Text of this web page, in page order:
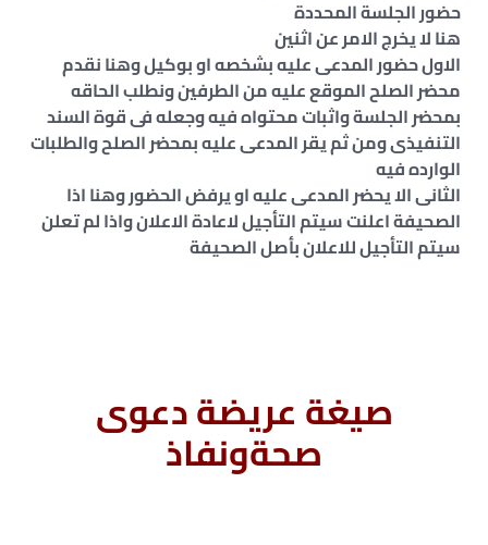
حضور الجلسة المحددة
هنا لا يخرج الامر عن اثنين
الاول حضور المدعى عليه بشخصه او بوكيل وهنا نقدم
محضر الصلح الموقع عليه من الطرفين ونطلب الحاقه
بمحضر الجلسة واثبات محتواه فيه وجعله فى قوة السند
التنفيذى ومن ثم يقر المدعى عليه بمحضر الصلح والطلبات
الوارده فيه
الثانى الا يحضر المدعى عليه او يرفض الحضور وهنا اذا
الصحيفة اعلنت سيتم التأجيل لاعادة الاعلان واذا لم تعلن
سيتم التأجيل للاعلان بأصل الصحيفة
صيغة عريضة دعوى
صحةونفاذ